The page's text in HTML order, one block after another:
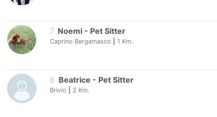
7. Noemi - Pet Sitter
Caprino Bergamasco 1 Km.
8. Beatrice - Pet Sitter
Brivio 2 Km.